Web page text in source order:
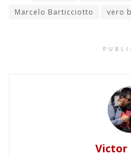
Marcelo Barticciotto
vero
Victor